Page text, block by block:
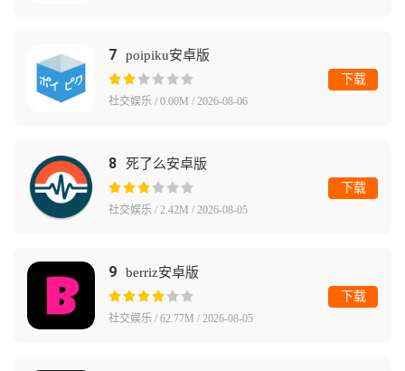
7 poipiku安卓版
社交娱乐 / 0.00M / 2026-08-06
下载
8 死了么安卓版
社交娱乐 / 2.42M / 2026-08-05
下载
9 berriz安卓版
社交娱乐 / 62.77M / 2026-08-05
下载